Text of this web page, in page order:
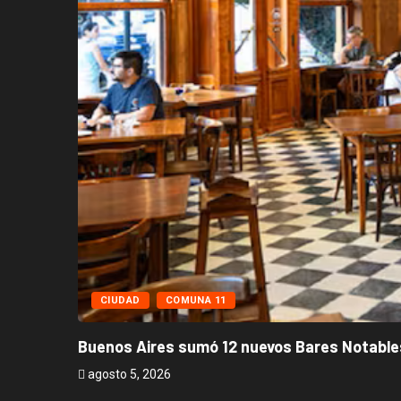
CIUDAD COMUNA 11
Buenos Aires sumó 12 nuevos Bares
agosto 5, 2026